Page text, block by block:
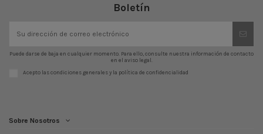
Boletín
Puede darse de baja en cualquier momento. Para ello, consulte nuestra información de contacto
en el aviso legal.
Acepto las condiciones generales y la política de confidencialidad
Sobre Nosotros